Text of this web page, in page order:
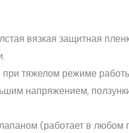
вязкая защитная
при тяжелом режиме
напряжением,
(работает в